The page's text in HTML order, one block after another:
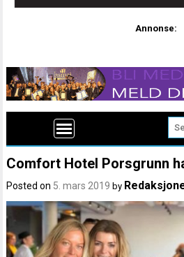
Annonse:
Comfort Hotel Porsgrunn
Posted on 5. mars 2019 by